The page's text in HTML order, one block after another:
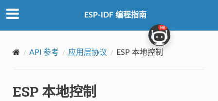
ESP-IDF 编程指南
API 参考 应用层协议 ESP 本地控制
ESP 本地控制